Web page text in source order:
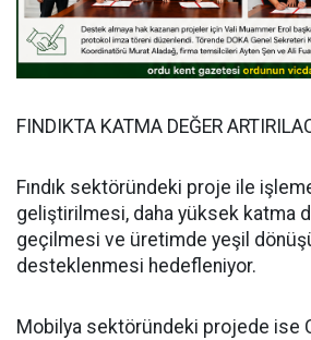
FINDIKTA KATMA DEĞER
Fındık sektöründeki proje ile
geliştirilmesi, daha yüksek katma
geçilmesi ve üretimde yeşil
desteklenmesi hedefleniyor.
Mobilya sektöründeki projede ise